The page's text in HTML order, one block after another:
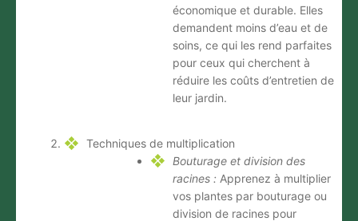
économique et durable. Elles
demandent moins d’eau et de
soins, ce qui les rend parfaites
pour ceux qui cherchent à
réduire les coûts d’entretien de
leur jardin.
Techniques de multiplication
Bouturage et division des
racines : Apprenez à multiplier
vos plantes par bouturage ou
division de racines pour